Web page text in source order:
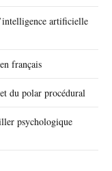
artificielle
français
du polar procédural
psychologique